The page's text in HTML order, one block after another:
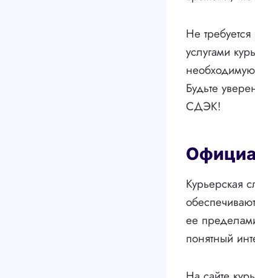
Не
услугами
Будьте
СДЭК!
Курьерская
ее
понятный